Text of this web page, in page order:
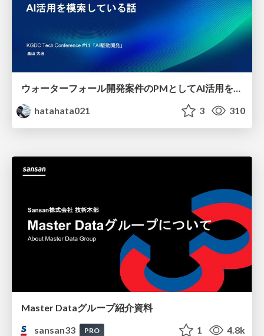
ウォーターフォール開発案件のPMとしてAI活用を模索している話
hatahata021
3 310
Master Dataグループ紹介資料
sansan33
PRO 1 4.8k